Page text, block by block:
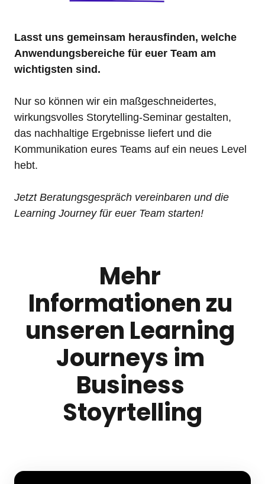
Lasst uns gemeinsam herausfinden, welche
Anwendungsbereiche für euer Team am
wichtigsten sind.
Nur so können wir ein maßgeschneidertes,
wirkungsvolles Storytelling-Seminar gestalten,
das nachhaltige Ergebnisse liefert und die
Kommunikation eures Teams auf ein neues Level
Jetzt Beratungsgespräch vereinbaren und die
Learning Journey für euer Team starten!
Mehr
Informationen zu
unseren Learning
Journeys im
Business
Stoyrtelling